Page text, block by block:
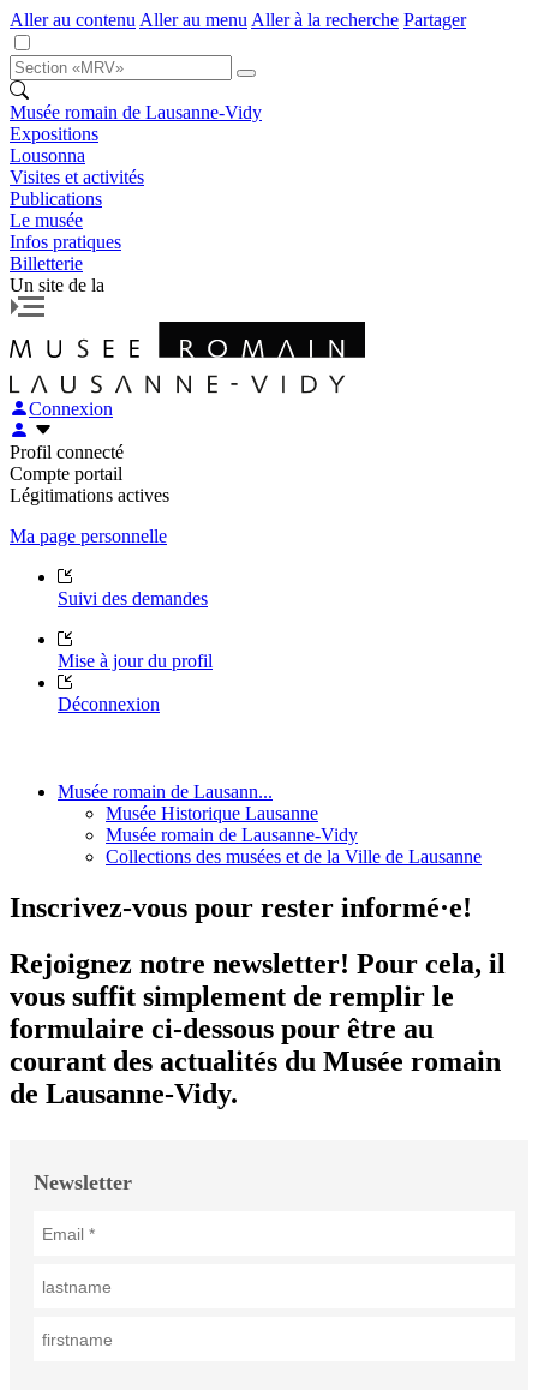
Aller au contenu Aller au menu Aller à la recherche Partager
Musée romain de Lausanne-Vidy
Expositions
Lousonna
Visites et activités
Publications
Le musée
Infos pratiques
Billetterie
Un site de la
Connexion
Profil connecté
Compte portail
Légitimations actives
Ma page personnelle
Suivi des demandes
Mise à jour du profil
Déconnexion
Musée romain de Lausann...
Musée Historique Lausanne
Musée romain de Lausanne-Vidy
Collections des musées et de la Ville de Lausanne
Inscrivez-vous pour rester informé·e!
Rejoignez notre newsletter! Pour cela, il
vous suffit simplement de remplir le
formulaire ci-dessous pour être au
courant des actualités du Musée romain
de Lausanne-Vidy.
Newsletter